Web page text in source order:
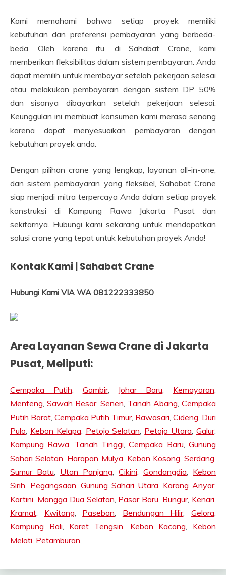
Kami memahami bahwa setiap proyek memiliki
kebutuhan dan preferensi pembayaran yang berbeda-
beda. Oleh karena itu, di Sahabat Crane, kami
memberikan fleksibilitas dalam sistem pembayaran. Anda
dapat memilih untuk membayar setelah pekerjaan selesai
atau melakukan pembayaran dengan sistem DP 50%
dan sisanya dibayarkan setelah pekerjaan selesai.
Keunggulan ini membuat konsumen kami merasa senang
karena dapat menyesuaikan pembayaran dengan
kebutuhan proyek anda.
Dengan pilihan crane yang lengkap, layanan all-in-one,
dan sistem pembayaran yang fleksibel, Sahabat Crane
siap menjadi mitra terpercaya Anda dalam setiap proyek
konstruksi di Kampung Rawa Jakarta Pusat dan
sekitarnya. Hubungi kami sekarang untuk mendapatkan
solusi crane yang tepat untuk kebutuhan proyek Anda!
Kontak Kami | Sahabat Crane
Hubungi Kami VIA WA 081222333850
Area Layanan Sewa Crane di Jakarta
Pusat, Meliputi:
Cempaka Putih Gambir, Johar Baru Kemayoran
Menteng Sawah Besar, Senen Tanah Abang Cempaka
Putih Barat Cempaka Putih Timur, Rawasari Cideng Duri
Pulo Kebon Kelapa Petojo Selatan Petojo Utara ,Galur,
Kampung Rawa
Tanah Tinggi ,Cempaka Baru ,Gunung
Sahari Selatan Harapan Mulya Kebon Kosong ,Serdang
Sumur Batu
Utan Panjang Cikini Gondangdia
Kebon
Sirih Pegangsaan ,Gunung Sahari Utara Karang Anyar,
Kartini Mangga Dua Selatan Pasar Baru Bungur, Kenari
Kramat
Kwitang Paseban Bendungan Hilir,Gelora
Kampung Bali
Karet Tengsin Kebon Kacang
Kebon
Melati Petamburan